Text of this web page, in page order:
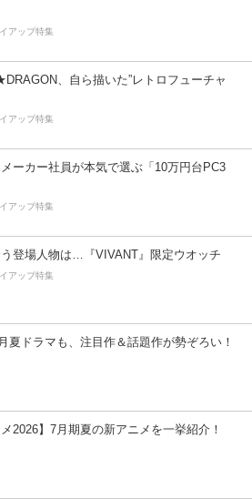
アップ特集
、自ら描いた”レトロフューチャ
アップ特集
ーカー社員が本気で選ぶ「10万円台PC3
アップ特集
登場人物は…『VIVANT』限定ウオッチ
アップ特集
夏ドラマも、注目作＆話題作が勢ぞろい！
メ2026】7月期夏の新アニメを一挙紹介！